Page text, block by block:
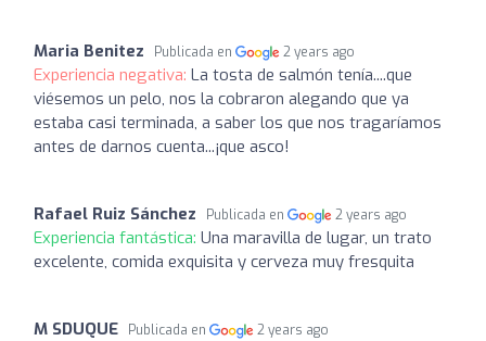
Maria Benitez Publicada en 2 years ago
Experiencia negativa: La tosta de salmón tenía....que
viésemos un pelo, nos la cobraron alegando que ya
estaba casi terminada, a saber los que nos tragaríamos
antes de darnos cuenta...¡que asco!
Rafael Ruiz Sánchez Publicada en 2 years ago
Experiencia fantástica: Una maravilla de lugar, un trato
excelente, comida exquisita y cerveza muy fresquita
M SDUQUE Publicada en 2 years ago